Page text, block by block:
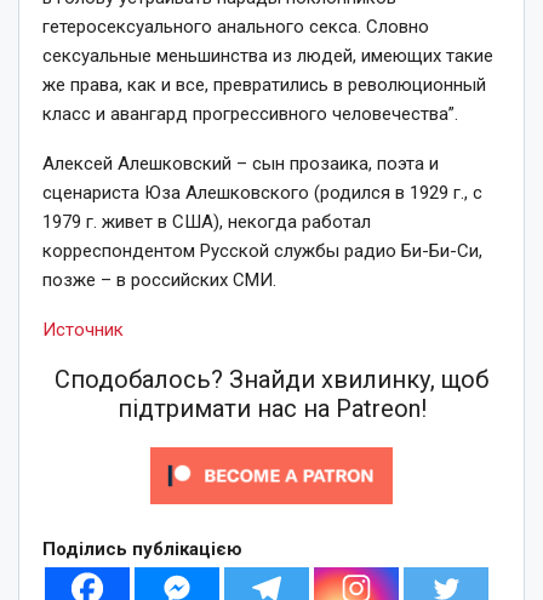
гетеросексуального анального секса. Словно
сексуальные меньшинства из людей, имеющих такие
же права, как и все, превратились в революционный
класс и авангард прогрессивного человечества”.
Алексей Алешковский – сын прозаика, поэта и
сценариста Юза Алешковского (родился в 1929 г., с
1979 г. живет в США), некогда работал
корреспондентом Русской службы радио Би-Би-Си,
позже – в российских СМИ.
Источник
Сподобалось? Знайди хвилинку, щоб
підтримати нас на Patreon!
Поділись публікацією